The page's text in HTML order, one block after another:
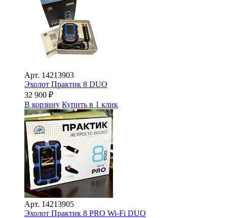
Арт. 14213903
Эхолот Практик 8 DUO
32 900 ₽
В корзину Купить в 1 клик
Арт. 14213905
Эхолот Практик 8 PRO Wi-Fi DUO